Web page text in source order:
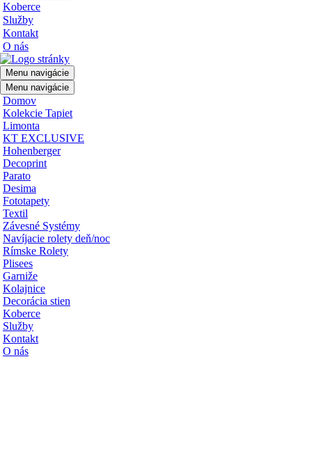
Koberce
Služby
Kontakt
O nás
Menu navigácie
Menu navigácie
Domov
Kolekcie Tapiet
Limonta
KT EXCLUSIVE
Hohenberger
Decoprint
Parato
Desima
Fototapety
Textil
Závesné Systémy
Navíjacie rolety deň/noc
Rímske Rolety
Plisees
Garniže
Kolajnice
Decorácia stien
Koberce
Služby
Kontakt
O nás